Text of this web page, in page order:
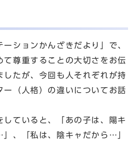
ションかんざきだより」で、
て尊重することの大切さをお伝
したが、今回も人それぞれが持
ー（人格）の違いについてお話
ていると、「あの子は、陽キ
、「私は、陰キャだから…」